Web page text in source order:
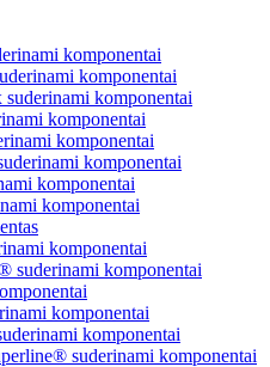
komponentai
komponentai
komponentai
komponentai
komponentai
komponentai
komponentai
komponentai
komponentai
komponentai
komponentai
komponentai
suderinami komponentai